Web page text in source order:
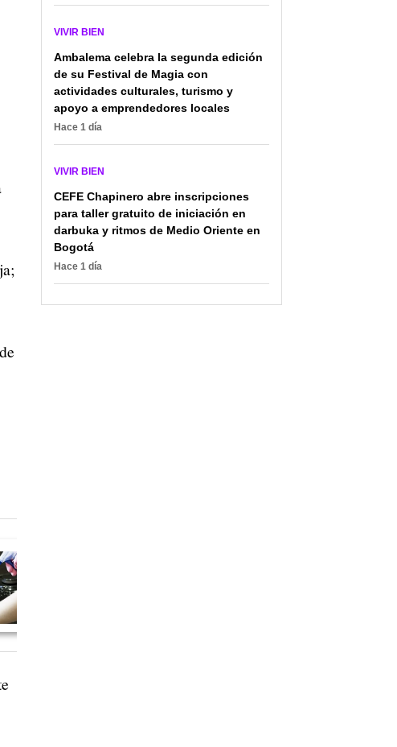
VIVIR BIEN
Ambalema celebra la segunda edición
de su Festival de Magia con
actividades culturales, turismo y
apoyo a emprendedores locales
Hace 1 día
VIVIR BIEN
CEFE Chapinero abre inscripciones
para taller gratuito de iniciación en
darbuka y ritmos de Medio Oriente en
Bogotá
Hace 1 día